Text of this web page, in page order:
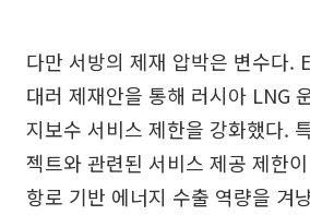
다만 서방의 제재 압박은 변수다.
대러 제재안을 통해 러시아 LNG
지보수 서비스 제한을 강화했다.
젝트와 관련된 서비스 제공 제한
항로 기반 에너지 수출 역량을 겨